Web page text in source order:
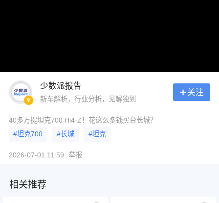
少数派报告
新车解析，行业分析，见解独到
关注
40多万提坦克700 Hi4-Z！花这么多钱买台长城？
#坦克700
#长城 #坦克
2026-07-01 11:59 举报
相关推荐